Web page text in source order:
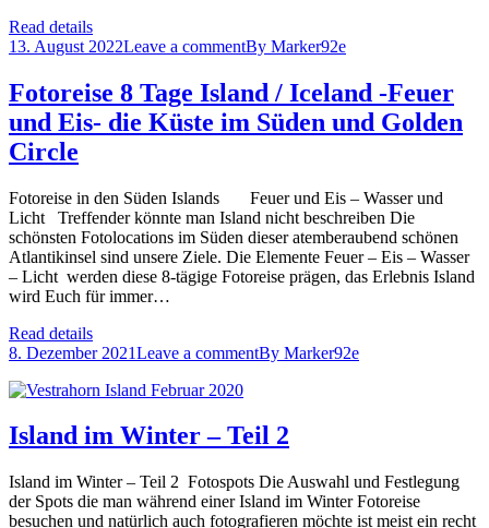
Read details
13. August 2022Leave a commentBy Marker92e
Fotoreise 8 Tage Island / Iceland -Feuer
und Eis- die Küste im Süden und Golden
Circle
Fotoreise in den Süden Islands Feuer und Eis – Wasser und
Licht Treffender könnte man Island nicht beschreiben Die
schönsten Fotolocations im Süden dieser atemberaubend schönen
Atlantikinsel sind unsere Ziele. Die Elemente Feuer – Eis – Wasser
– Licht werden diese 8-tägige Fotoreise prägen, das Erlebnis Island
wird Euch für immer…
Read details
8. Dezember 2021Leave a commentBy Marker92e
Island im Winter – Teil 2
Island im Winter – Teil 2 Fotospots Die Auswahl und Festlegung
der Spots die man während einer Island im Winter Fotoreise
besuchen und natürlich auch fotografieren möchte ist meist ein recht